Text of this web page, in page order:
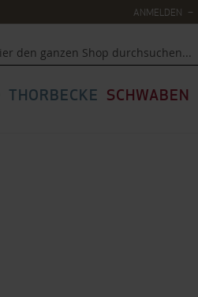
ANMELDEN
THORBECKE SCHWABEN